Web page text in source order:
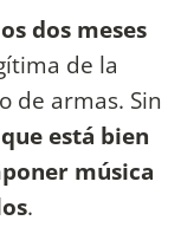
dos meses
de la
de armas. Sin
está bien
música
.